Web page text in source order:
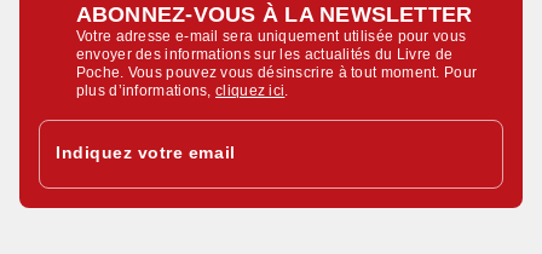
ABONNEZ-VOUS À LA NEWSLETTER
Votre adresse e-mail sera uniquement utilisée pour vous
envoyer des informations sur les actualités du Livre de
Poche. Vous pouvez vous désinscrire à tout moment. Pour
plus d’informations,cliquez ici
Indiquez votre email